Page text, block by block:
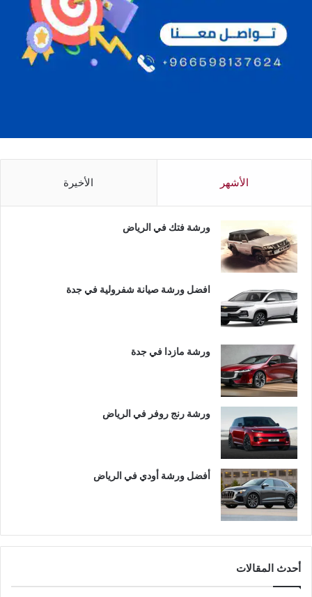
الأشهر الأخيرة
ورشة فتك في الرياض
افضل ورشة صيانة شفرولية في جدة
ورشة مازدا في جدة
ورشة رنج روفر في الرياض
أفضل ورشة أودي في الرياض
أحدث المقالات